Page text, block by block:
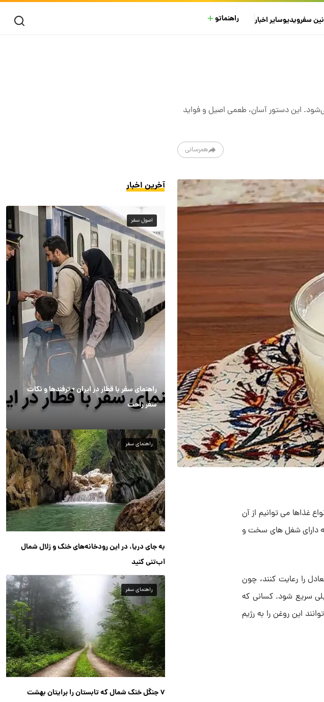
سفرویدیوسایراخبار راهنماتو
این دستور آسان، طعمی اصیل و فواید
همرسانی
غذاها می توانیم از آن
دارای شغل های سخت و
را رعایت کنند، چون
سریع شود. کسانی که
این روغن را به رژیم
آخرین اخبار
اصول سفر
راهنمای سفر با قطار در ایران + ترفندها و نکات
سفر راحت
راهنمای سفر
به جای دریا، در این رودخانه‌های خنک و زلال شمال
آب‌تنی کنید
راهنمای سفر
۷ جنگل خنک شمال که تابستان را برایتان بهشت